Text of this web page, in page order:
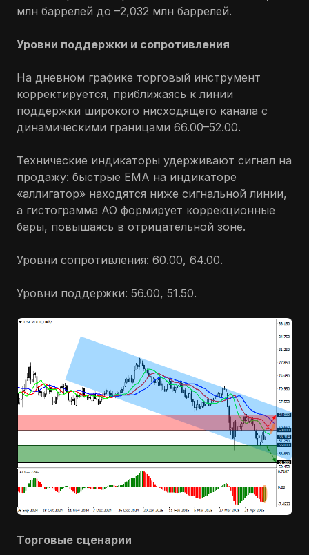
млн баррелей до –2,032 млн баррелей.
Уровни поддержки и сопротивления
На дневном графике торговый инструмент
корректируется, приближаясь к линии
поддержки широкого нисходящего канала с
динамическими границами 66.00–52.00.
Технические индикаторы удерживают сигнал на
продажу: быстрые ЕМА на индикаторе
«аллигатор» находятся ниже сигнальной линии,
а гистограмма АО формирует коррекционные
бары, повышаясь в отрицательной зоне.
Уровни сопротивления: 60.00, 64.00.
Уровни поддержки: 56.00, 51.50.
Торговые сценарии